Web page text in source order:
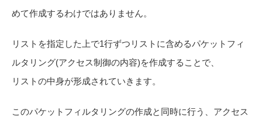
めて作成するわけではありません。
リストを指定した上で1行ずつリストに含めるパケットフィ
ルタリング(アクセス制御の内容)を作成することで、
リストの中身が形成されていきます。
このパケットフィルタリングの作成と同時に行う、アクセス